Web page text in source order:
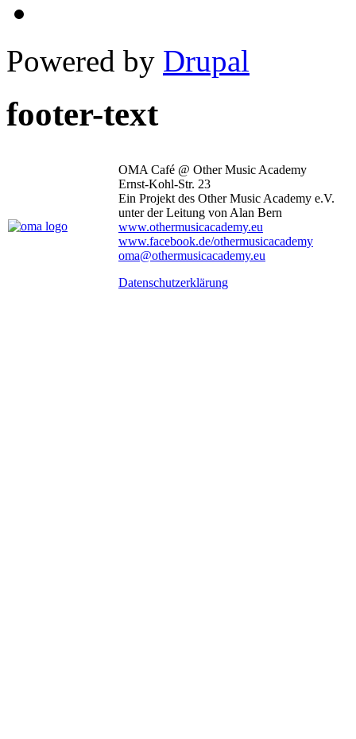
Powered by Drupal
footer-text
OMA Café @ Other Music Academy
Ernst-Kohl-Str. 23
Ein Projekt des Other Music Academy e.V.
unter der Leitung von Alan Bern
www.othermusicacademy.eu
www.facebook.de/othermusicacademy
oma@othermusicacademy.eu
Datenschutzerklärung